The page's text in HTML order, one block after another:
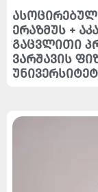
ერაზმუს +
გაცვლითი
ვარშავის